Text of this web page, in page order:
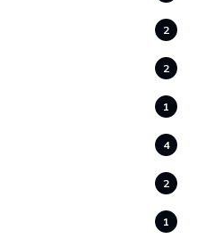
2
2
1
4
2
1